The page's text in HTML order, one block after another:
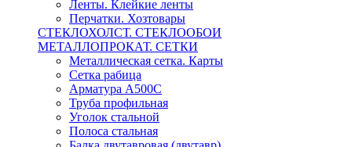
Ленты. Клейкие ленты
Перчатки. Хозтовары
СТЕКЛОХОЛСТ. СТЕКЛООБОИ
МЕТАЛЛОПРОКАТ. СЕТКИ
Металлическая сетка. Карты
Сетка рабица
Арматура А500С
Труба профильная
Уголок стальной
Полоса стальная